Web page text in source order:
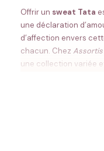
Offrir un sweat Tata
une déclaration
d’affection envers
chacun. Chez Assortis
une collection variée